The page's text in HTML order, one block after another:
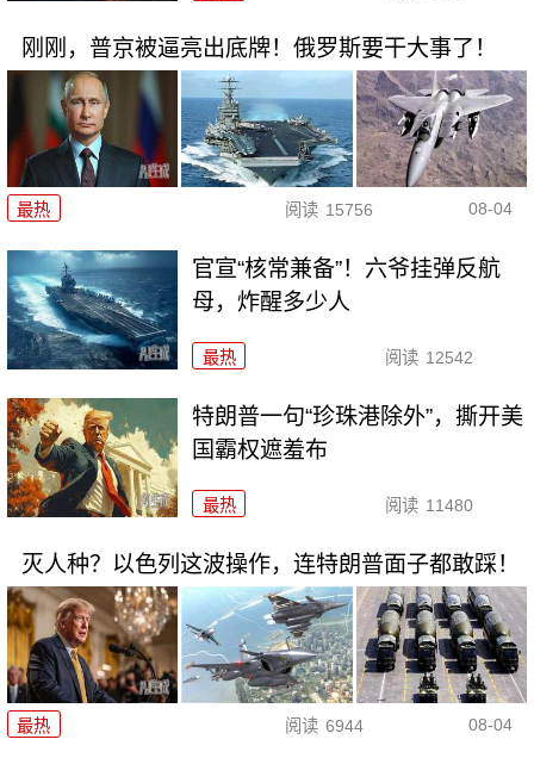
刚刚，普京被逼亮出底牌！俄罗斯要干大事了！
最热 阅读 15756 08-04
官宣“核常兼备”！六爷挂弹反航
母，炸醒多少人
最热 阅读 12542
特朗普一句“珍珠港除外”，撕开美
国霸权遮羞布
最热 阅读 11480
灭人种？以色列这波操作，连特朗普面子都敢踩！
最热 阅读 6944 08-04